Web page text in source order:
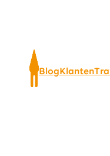
BlogKlanten